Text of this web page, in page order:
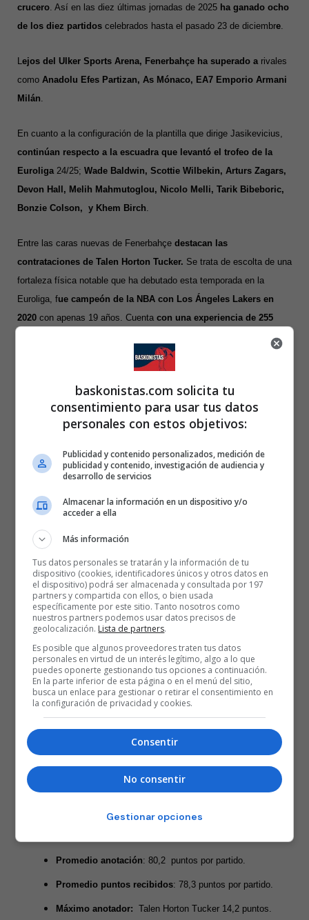
crucero . Así en las diez últimas jornadas de 2025 ha ganado ocho
de los diez partidos celebrados hasta el pasado 23 de diciembre
ejos del Ulker Sports Arena, Fenerbahçe ha superado a rivales
como Anadolu Efes Partizan, As Mónaco, EA7 Emporio Armani
Milán
En cuanto a la configuración de la plantilla que dirige Jasikevicius,
continúan respecto a la escuadra que levantó el trofeo de la
Euroliga 24/25; Wade Baldwin, Scottie Wilbekin, Arturs Zagars,
Devon Hall, Melih Mahmutoglou, Nicolo Melli, Tarik Bibeboric,
Bonzie Colson, y Khem Birch
Entre las caras nuevas de Fenerbahçe destacan las
contrataciones de Talen Horton Tucker. Se trata de escolta de una
fortaleza física notable que ha debutado esta temporada en la
Euroliga, fue campeón de la NBA con Los Ángeles Lakers en
2020 con apenas 19 años. Cuenta con una experiencia de 255
norteamericana después de jugar además par Utah Jazz y Chicago
También la del finlandésMikael Jantunen, llegó a Estambul
pasado verano después de la brillante temporada realizada en Paris
Fenerbahçe es el segundo clasificado de la liga turca con un
balance de 11 victorias y 2 derrotas, por detrás del invicto Besiktas.
Foto: @FBBasketbol. Sarunas Jasikevicius cumple su tercera
temporada en Fenerbahçe
Estadísticas destacadas de Fenerbahçe
Clasificación: 6º
Promedio anotación: 80,2 puntos por partido.
Promedio puntos recibidos: 78,3 puntos por partido.
Máximo anotador: Talen Horton Tucker 14,2 puntos.
baskonistas.com solicita tu
consentimiento para usar tus datos
personales con estos objetivos:
Publicidad y contenido personalizados, medición de
publicidad y contenido, investigación de audiencia y
desarrollo de servicios
Almacenar la información en un dispositivo y/o
acceder a ella
Más información
Tus datos personales se tratarán y la información de tu
dispositivo (cookies, identificadores únicos y otros datos en
el dispositivo) podrá ser almacenada y consultada por 197
partners y compartida con ellos, o bien usada
específicamente por este sitio. Tanto nosotros como
nuestros partners podemos usar datos precisos de
geolocalización. Lista de partners.
Es posible que algunos proveedores traten tus datos
personales en virtud de un interés legítimo, algo a lo que
puedes oponerte gestionando tus opciones a continuación.
En la parte inferior de esta página o en el menú del sitio,
busca un enlace para gestionar o retirar el consentimiento en
la configuración de privacidad y cookies.
Consentir
No consentir
Gestionar opciones